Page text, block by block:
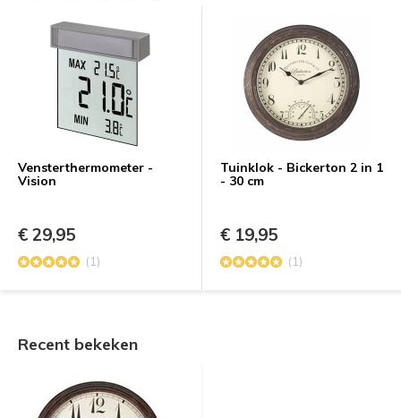
Vensterthermometer -
Vision
€ 29,95
(1)
Tuinklok - Bickerton 2 in 1
- 30 cm
€ 19,95
(1)
Recent bekeken